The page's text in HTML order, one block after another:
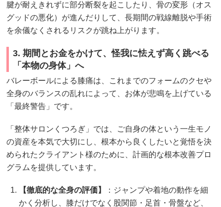
腱が耐えきれずに部分断裂を起こしたり、骨の変形（オス
グッドの悪化）が進んだりして、長期間の戦線離脱や手術
を余儀なくされるリスクが跳ね上がります。
3. 期間とお金をかけて、怪我に怯えず高く跳べる
「本物の身体」へ
バレーボールによる膝痛は、これまでのフォームのクセや
全身のバランスの乱れによって、お体が悲鳴を上げている
「最終警告」です。
「整体サロンくつろぎ」では、ご自身の体という一生モノ
の資産を本気で大切にし、根本から良くしたいと覚悟を決
められたクライアント様のために、計画的な根本改善プロ
グラムを提供しています。
【徹底的な全身の評価】
：ジャンプや着地の動作を細
かく分析し、膝だけでなく股関節・足首・骨盤など、